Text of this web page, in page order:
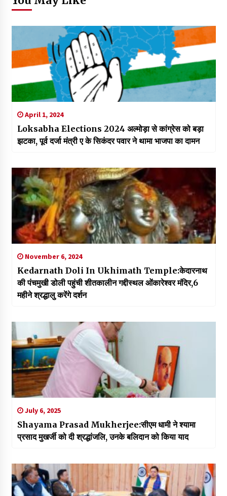
April 1, 2024
Loksabha Elections 2024 अल्मोड़ा से कांग्रेस को बड़ा
झटका, पूर्व दर्जा मंत्री ए के सिकंदर पवार ने थामा भाजपा का दामन
November 6, 2024
Kedarnath Doli In Ukhimath Temple:केदारनाथ
की पंचमुखी डोली पहुंची शीतकालीन गद्दीस्थल ओंकारेश्वर मंदिर,6
महीने श्रद्धालु करेंगे दर्शन
July 6, 2025
Shayama Prasad Mukherjee:सीएम धामी ने श्यामा
प्रसाद मुखर्जी को दी श्रद्धांजलि, उनके बलिदान को किया याद